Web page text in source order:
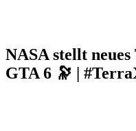
NASA stellt
GTA 6 🔭 |